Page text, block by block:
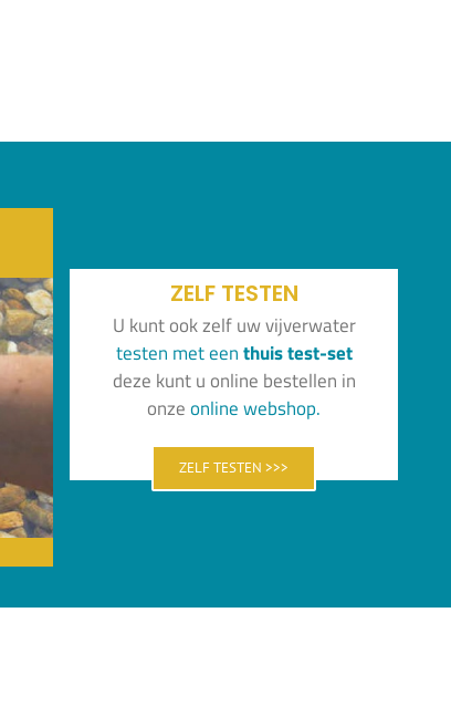
ZELF TESTEN
U kunt ook zelf uw vijverwater
testen meteenthuistest-set
deze kunt u online bestellen in
onzeonlinewebshop.
ZELF TESTEN >>>